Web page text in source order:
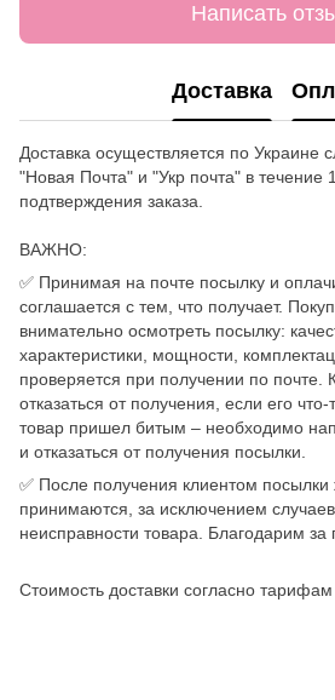
Написать
Доставка
Доставка осуществляется по Украине
"Новая Почта" и "Укр почта" в течение
подтверждения заказа.
ВАЖНО:
✅ Принимая на почте посылку и
соглашается с тем, что получает.
внимательно осмотреть посылку:
характеристики, мощности,
проверяется при получении по почте.
отказаться от получения, если его
товар пришел битым – необходимо
и отказаться от получения посылки.
✅ После получения клиентом
принимаются, за исключением случаев
неисправности товара. Благодарим за
Стоимость доставки согласно тарифам